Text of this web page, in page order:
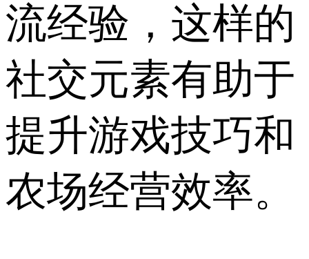
流经验，这样的
社交元素有助于
提升游戏技巧和
农场经营效率。